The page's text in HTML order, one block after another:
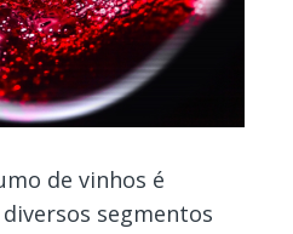
de vinhos é
segmentos